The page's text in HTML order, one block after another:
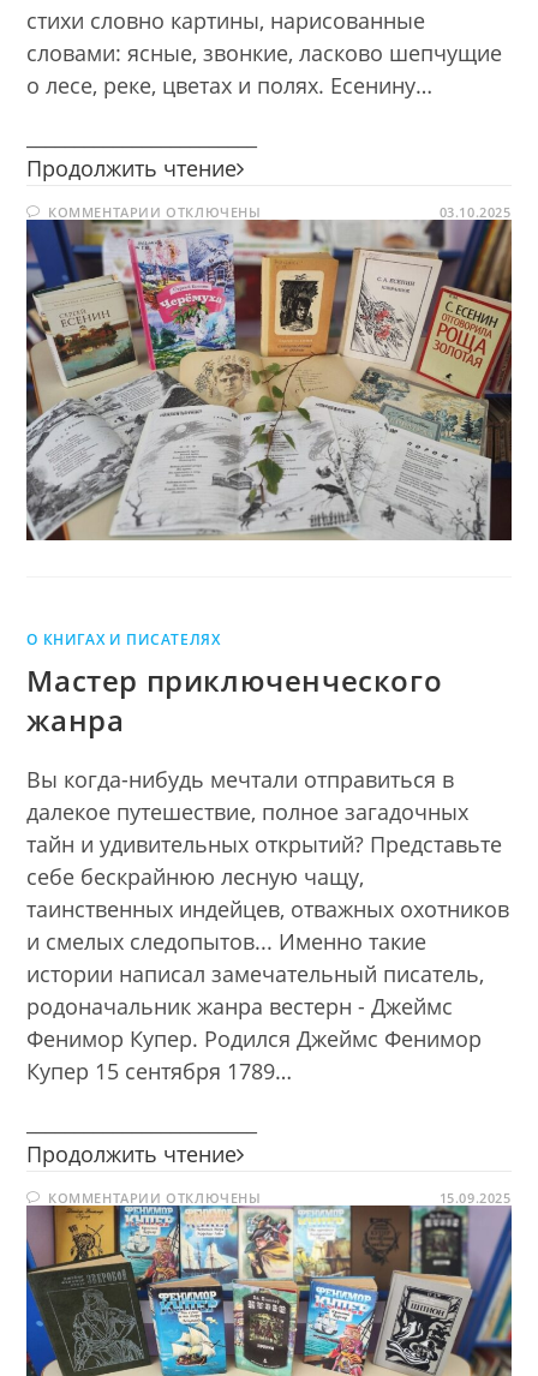
стихи словно картины, нарисованные
словами: ясные, звонкие, ласково шепчущие
о лесе, реке, цветах и полях. Есенину…
Продолжить чтение Серебряная
Сергея
Есенина
КОММЕНТАРИИ К
ЗАПИСИ
СЕРЕБРЯНАЯ
ЛИРА
СЕРГЕЯ
ЕСЕНИНА
ОТКЛЮЧЕНЫ 03.10.2025
О КНИГАХ И ПИСАТЕЛЯХ
Мастер приключенческого
жанра
Вы когда-нибудь мечтали отправиться в
далекое путешествие, полное загадочных
тайн и удивительных открытий? Представьте
себе бескрайнюю лесную чащу,
таинственных индейцев, отважных охотников
и смелых следопытов... Именно такие
истории написал замечательный писатель,
родоначальник жанра вестерн - Джеймс
Фенимор Купер. Родился Джеймс Фенимор
Купер 15 сентября 1789…
Продолжить чтение Мастер
жанра
КОММЕНТАРИИ К
ЗАПИСИ
МАСТЕР
ПРИКЛЮЧЕНЧЕСКОГО
ЖАНРА
ОТКЛЮЧЕНЫ 15.09.2025